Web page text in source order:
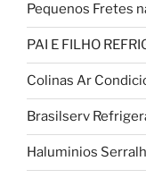
Pequenos Fretes
PAI E FILHO
Colinas Ar
Brasilserv
Haluminios